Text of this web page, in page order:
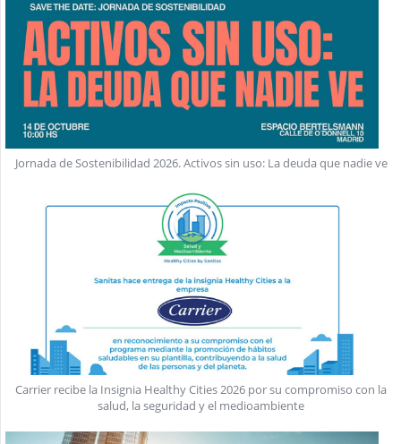
Jornada de Sostenibilidad 2026. Activos sin uso: La deuda que nadie ve
Carrier recibe la Insignia Healthy Cities 2026 por su compromiso con la
salud, la seguridad y el medioambiente